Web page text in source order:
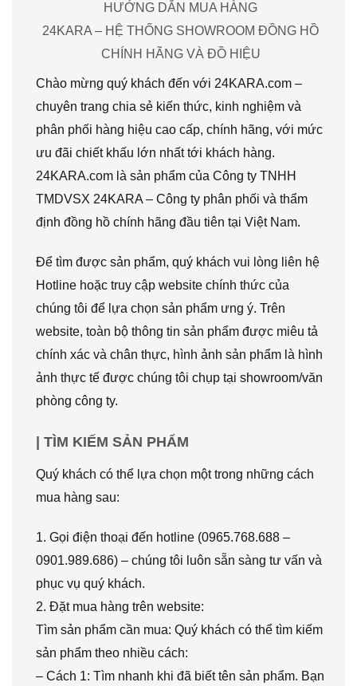
HƯỚNG DẪN MUA HÀNG
24KARA – HỆ THỐNG SHOWROOM ĐỒNG HỒ
CHÍNH HÃNG VÀ ĐỒ HIỆU
Chào mừng quý khách đến với 24KARA.com –
chuyên trang chia sẻ kiến thức, kinh nghiệm và
phân phối hàng hiệu cao cấp, chính hãng, với mức
ưu đãi chiết khấu lớn nhất tới khách hàng.
24KARA.com là sản phẩm của Công ty TNHH
TMDVSX 24KARA – Công ty phân phối và thẩm
định đồng hồ chính hãng đầu tiên tại Việt Nam.
Để tìm được sản phẩm, quý khách vui lòng liên hệ
Hotline hoặc truy cập website chính thức của
chúng tôi để lựa chọn sản phẩm ưng ý. Trên
website, toàn bộ thông tin sản phẩm được miêu tả
chính xác và chân thực, hình ảnh sản phẩm là hình
ảnh thực tế được chúng tôi chụp tại showroom/văn
phòng công ty.
| TÌM KIẾM SẢN PHẨM
Quý khách có thể lựa chọn một trong những cách
mua hàng sau:
1. Gọi điện thoại đến hotline (0965.768.688 –
0901.989.686) – chúng tôi luôn sẵn sàng tư vấn và
phục vụ quý khách.
2. Đặt mua hàng trên website:
Tìm sản phẩm cần mua: Quý khách có thể tìm kiếm
sản phẩm theo nhiều cách:
– Cách 1: Tìm nhanh khi đã biết tên sản phẩm. Bạn